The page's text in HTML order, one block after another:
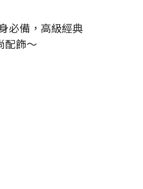
必備，高級經典
配飾～